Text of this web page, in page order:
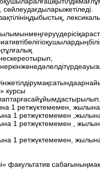
курсы
1 ретжүктемемен, жылына
1 ретжүктемемен
1 ретжүктемемен ,
1 ретжүктемемен,
факультатив